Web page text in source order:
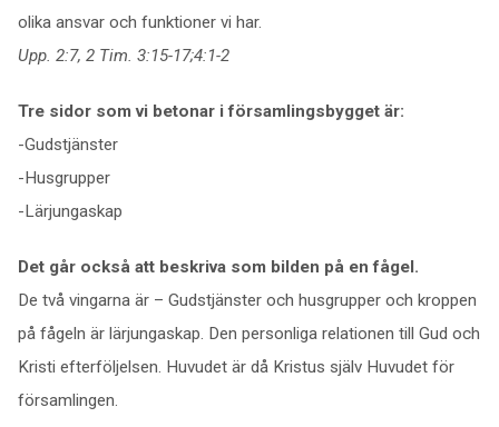
olika ansvar och funktioner vi har.
Upp. 2:7, 2 Tim. 3:15-17;4:1-2
Tre sidor som vi betonar i församlingsbygget är:
-Gudstjänster
-Husgrupper
-Lärjungaskap
Det går också att beskriva som bilden på en fågel.
De två vingarna är – Gudstjänster och husgrupper och kroppen
på fågeln är lärjungaskap. Den personliga relationen till Gud och
Kristi efterföljelsen. Huvudet är då Kristus själv Huvudet för
församlingen.